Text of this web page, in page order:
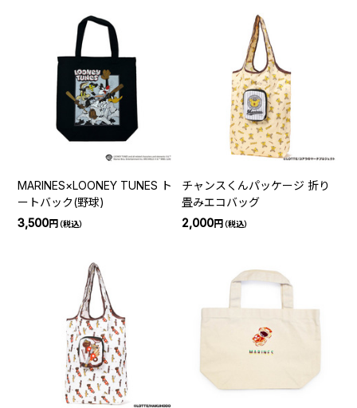
MARINES×LOONEY TUNES ト
ートバック(野球)
3,500円（税込）
チャンスくんパッケージ 折り
畳みエコバッグ
2,000円（税込）